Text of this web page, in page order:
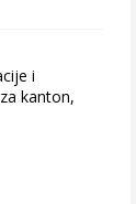
i
kanton,